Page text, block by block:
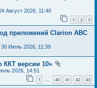
Август 2026, 11:40
1 2 3
приложений Clarion ABC
30 Июль 2026, 11:39
ККТ версии 10»
2026, 14:51
1 … 40 41 42 43